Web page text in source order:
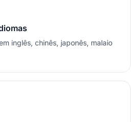
inglês, chinês, japonês, malaio